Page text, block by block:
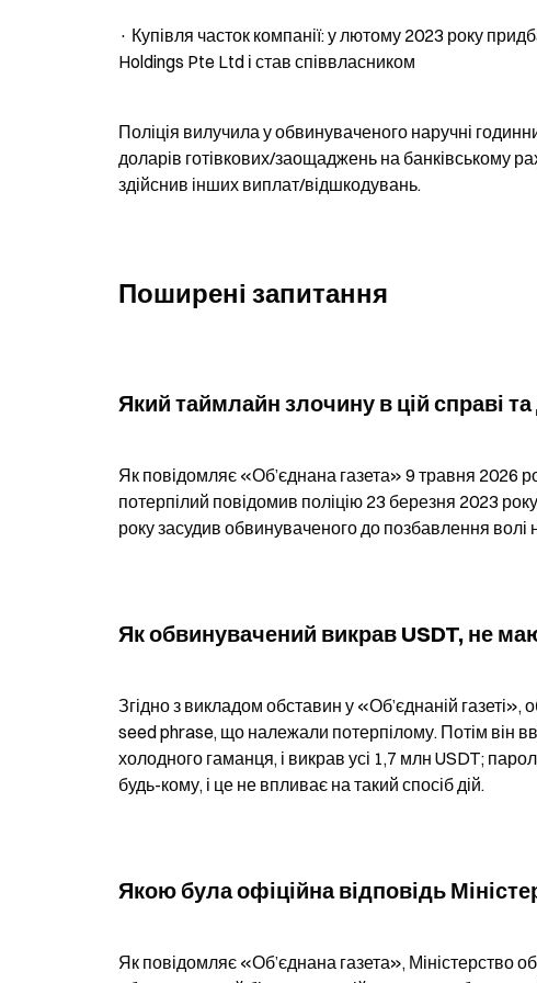
· Купівля часток компанії: у лютому 2023 року
Holdings Pte Ltd і став співвласником
Поліція вилучила у обвинуваченого наручні
доларів готівкових/заощаджень на банківському
здійснив інших виплат/відшкодувань.
Поширені запитання
Який таймлайн злочину в цій справі
Як повідомляє «Об’єднана газета» 9 травня 2026
потерпілий повідомив поліцію 23 березня 2023
року засудив обвинуваченого до позбавлення волі
Як обвинувачений викрав USDT, не
Згідно з викладом обставин у «Об’єднаній
seed phrase, що належали потерпілому. Потім він
холодного гаманця, і викрав усі 1,7 млн USDT;
будь-кому, і це не впливає на такий спосіб дій.
Якою була офіційна відповідь
Як повідомляє «Об’єднана газета», Міністерство